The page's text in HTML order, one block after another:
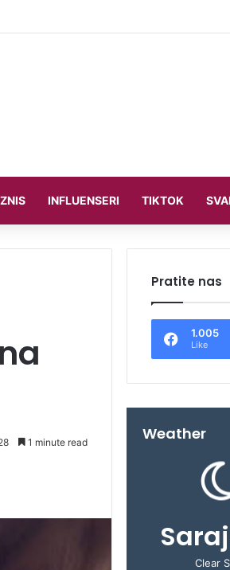
oduševila pozirajući u bikiniju
INFLUENSERI TIKTOK
1 minute read
Pratite nas
1.005
Like
Weather
Clear